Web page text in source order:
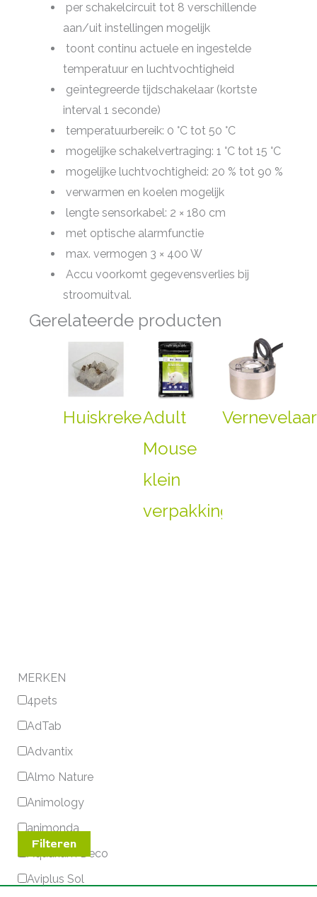
per schakelcircuit tot 8 verschillende
aan/uit instellingen mogelijk
toont continu actuele en ingestelde
temperatuur en luchtvochtigheid
geïntegreerde tijdschakelaar (kortste
interval 1 seconde)
temperatuurbereik: 0 °C tot 50 °C
mogelijke schakelvertraging: 1 °C tot 15 °C
mogelijke luchtvochtigheid: 20 % tot 90 %
verwarmen en koelen mogelijk
lengte sensorkabel: 2 × 180 cm
met optische alarmfunctie
max. vermogen 3 × 400 W
Accu voorkomt gegevensverlies bij
stroomuitval.
Gerelateerde producten
HuiskrekelsAdult
Mouse
klein
verpakking
Vernevelaar
MERKEN
4pets
AdTab
Advantix
Almo Nature
Animology
animonda
Aquarium Deco
Aviplus Sol
Filteren